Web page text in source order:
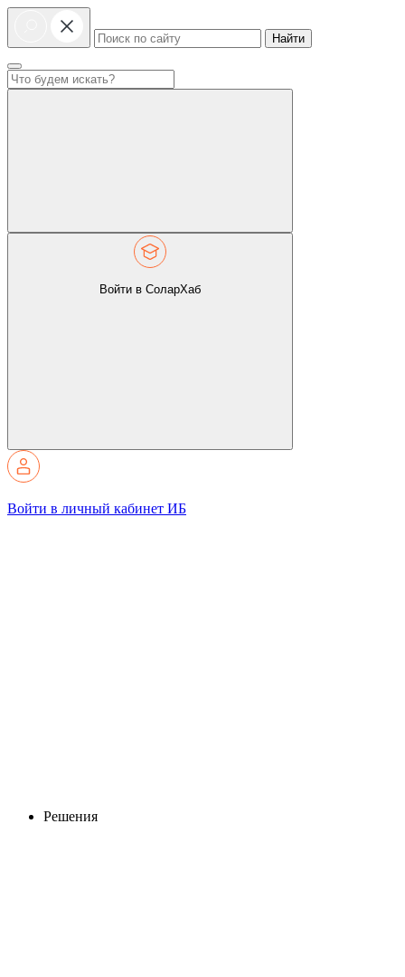
Найти
Войти в СоларХаб
Войти в личный кабинет ИБ
Решения